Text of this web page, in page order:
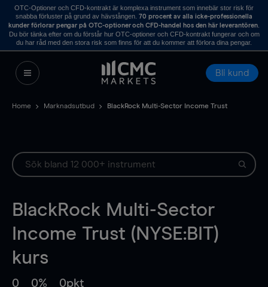
OTC-Optioner och CFD-kontrakt är komplexa instrument som innebär stor risk för
snabba förluster på grund av hävstången. 70 procent av alla icke-professionella
kunder förlorar pengar på OTC-optioner och CFD-handel hos den här leverantören.
Du bör tänka efter om du förstår hur OTC-optioner och CFD-kontrakt fungerar och om
du har råd med den stora risk som finns för att du kommer att förlora dina pengar.
Bli kund
Home Marknadsutbud BlackRock Multi-Sector Income Trust
BlackRock Multi-Sector
Income Trust (NYSE:BIT)
kurs
0 0% 0pkt